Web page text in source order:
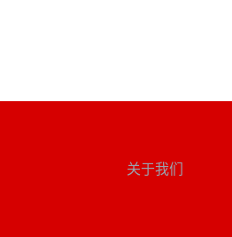
关于我们